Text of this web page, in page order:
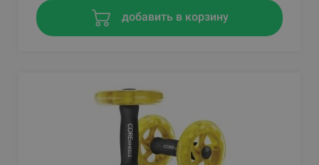
добавить в корзину